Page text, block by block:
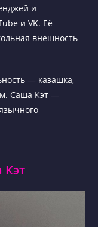
и
и VK. Её
внешность
— казашка,
Саша Кэт —